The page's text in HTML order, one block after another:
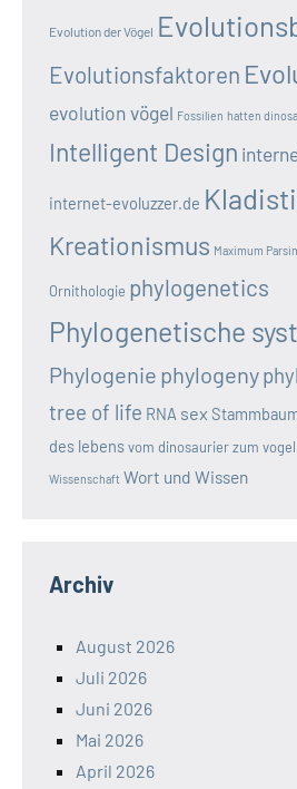
Evolution der Vögel
Evolutionsfaktoren
evolution vögel Fossilien hatten
Intelligent Design
internet-evoluzzer.de
Kreationismus Maximum
Ornithologie phylogenetics
Phylogenetische
Phylogenie phylogeny
tree of life RNA sex
des lebensvom dinosaurier zum vogel
Wissenschaft Wort und Wissen
Archiv
August 2026
Juli 2026
Juni 2026
Mai 2026
April 2026